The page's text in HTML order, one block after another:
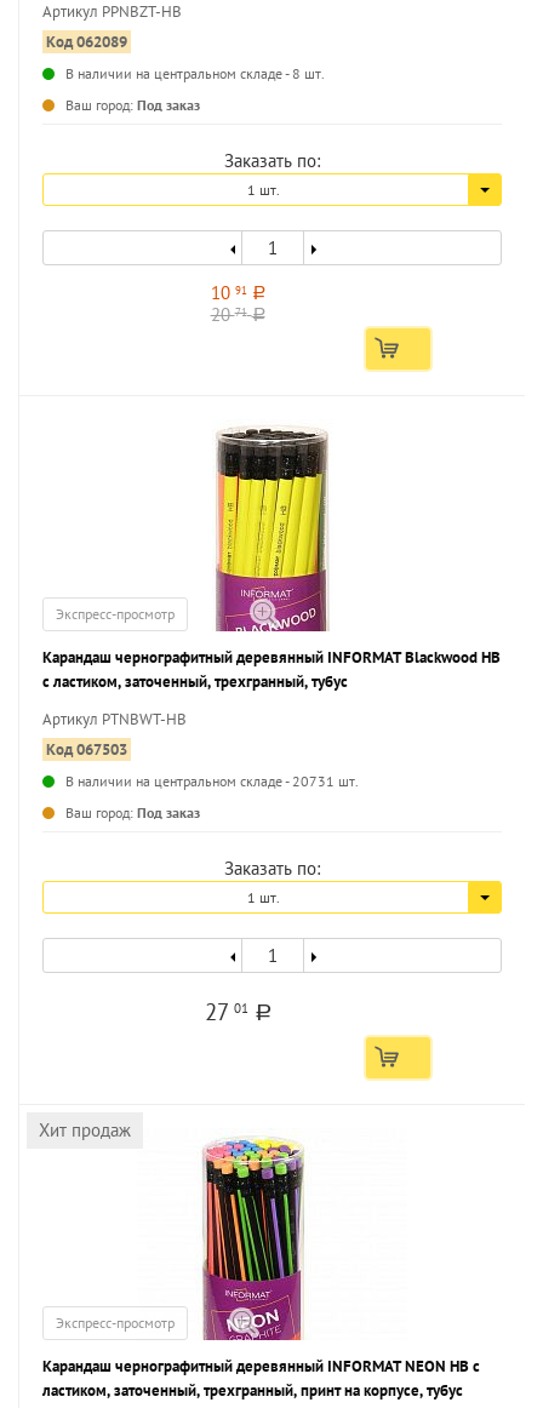
Артикул PPNBZT-HB
Код 062089
В наличии на центральном складе - 8 шт.
Ваш город: Под заказ
Заказать по:
1 шт.
10 91 a
2071 a
Экспресс-просмотр
Карандаш чернографитный деревянный INFORMAT Blackwood НВ
с ластиком, заточенный, трехгранный, тубус
Артикул PTNBWT-HB
Код 067503
В наличии на центральном складе - 20731 шт.
Ваш город: Под заказ
Заказать по:
1 шт.
27 01 a
Хит продаж
Экспресс-просмотр
Карандаш чернографитный деревянный INFORMAT NEON НВ с
ластиком, заточенный, трехгранный, принт на корпусе, тубус